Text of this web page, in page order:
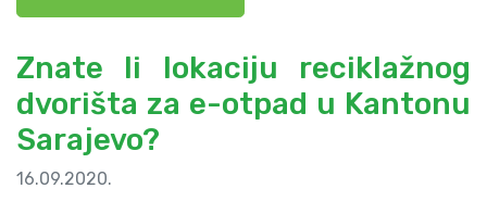
Znate li lokaciju reciklažnog
dvorišta za e-otpad u Kantonu
Sarajevo?
16.09.2020.